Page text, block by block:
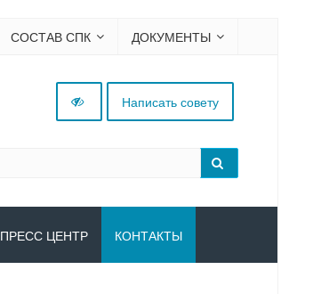
СОСТАВ СПК ДОКУМЕНТЫ
Написать совету
ПРЕСС ЦЕНТР КОНТАКТЫ